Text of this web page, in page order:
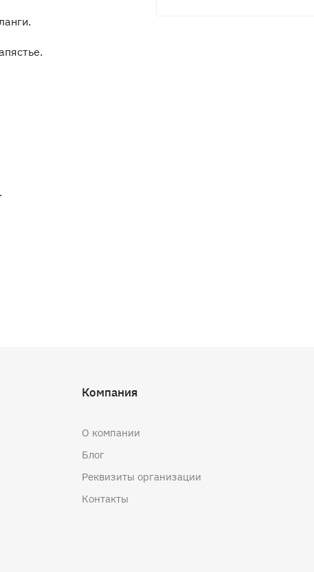
Компания
О компании
Блог
Реквизиты организации
Контакты